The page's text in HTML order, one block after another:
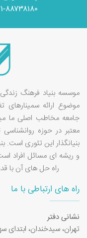
۰۲۱-
موضوع ارائه سمینارهای
جامعه مخاطب اصلی ما
معتبر در حوزه
بنیانگذار این تئوری است.
و ریشه ای مسائل افراد
راه حل های آن با
راه های ارتباطی با ما
نشانی دفتر
تهران، سیدخندان، ابتدای سهروردی